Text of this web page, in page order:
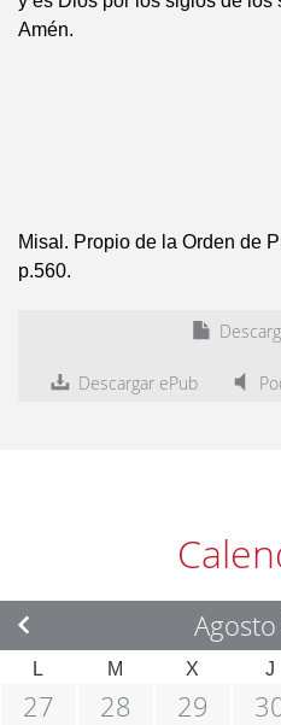
Amén.
Misal. Propio de la Orden de
p.560.
Descargar ePub
L M X J
27 28 29